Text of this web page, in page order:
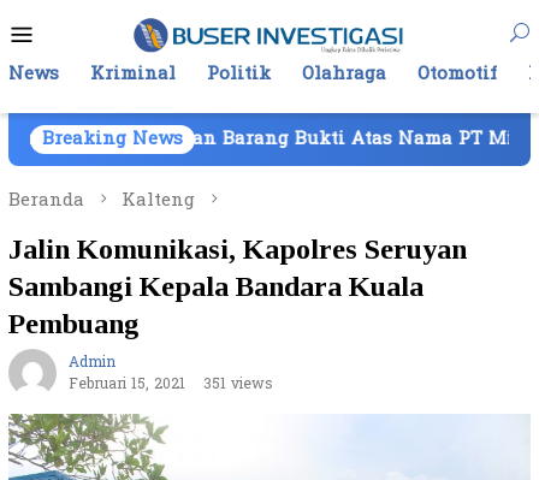
ke
kontenMobile
News Kriminal Politik Olahraga Otomotif
Breaking News
Barang Bukti Atas Nama PT Mitra Usaha Properti
Beranda
Kalteng
Jalin Komunikasi, Kapolres Seruyan
Sambangi Kepala Bandara Kuala
Pembuang
Admin
Februari 15, 2021
351 views